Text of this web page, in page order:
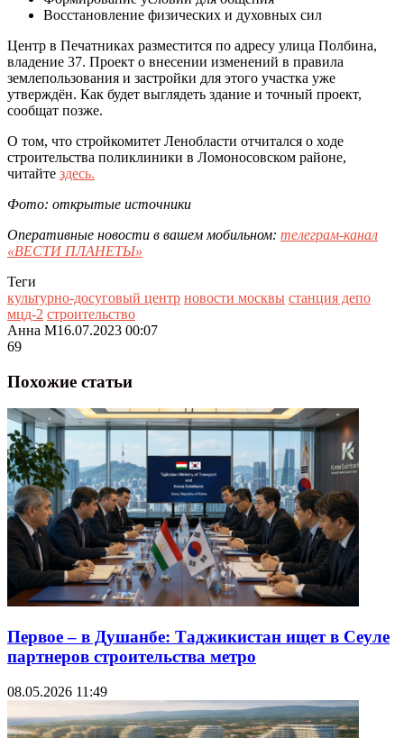
Восстановление физических и духовных сил
Центр в Печатниках разместится по адресу улица Полбина,
владение 37. Проект о внесении изменений в правила
землепользования и застройки для этого участка уже
утверждён. Как будет выглядеть здание и точный проект,
сообщат позже.
О том, что стройкомитет Ленобласти отчитался о ходе
строительства поликлиники в Ломоносовском районе,
читайте здесь.
Фото: открытые источники
Оперативные новости в вашем мобильном: телеграм-канал
«ВЕСТИ ПЛАНЕТЫ»
Теги
культурно-досуговый центр новости москвы станция депо
мцд-2 строительство
Анна М16.07.2023 00:07
69
Похожие статьи
Первое – в Душанбе: Таджикистан ищет в Сеуле
партнеров строительства метро
08.05.2026 11:49